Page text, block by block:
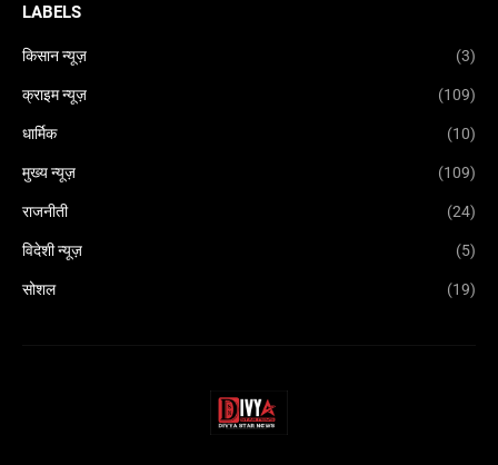
LABELS
किसान न्यूज़ (3)
क्राइम न्यूज़ (109)
धार्मिक (10)
मुख्य न्यूज़ (109)
राजनीती (24)
विदेशी न्यूज़ (5)
सोशल (19)